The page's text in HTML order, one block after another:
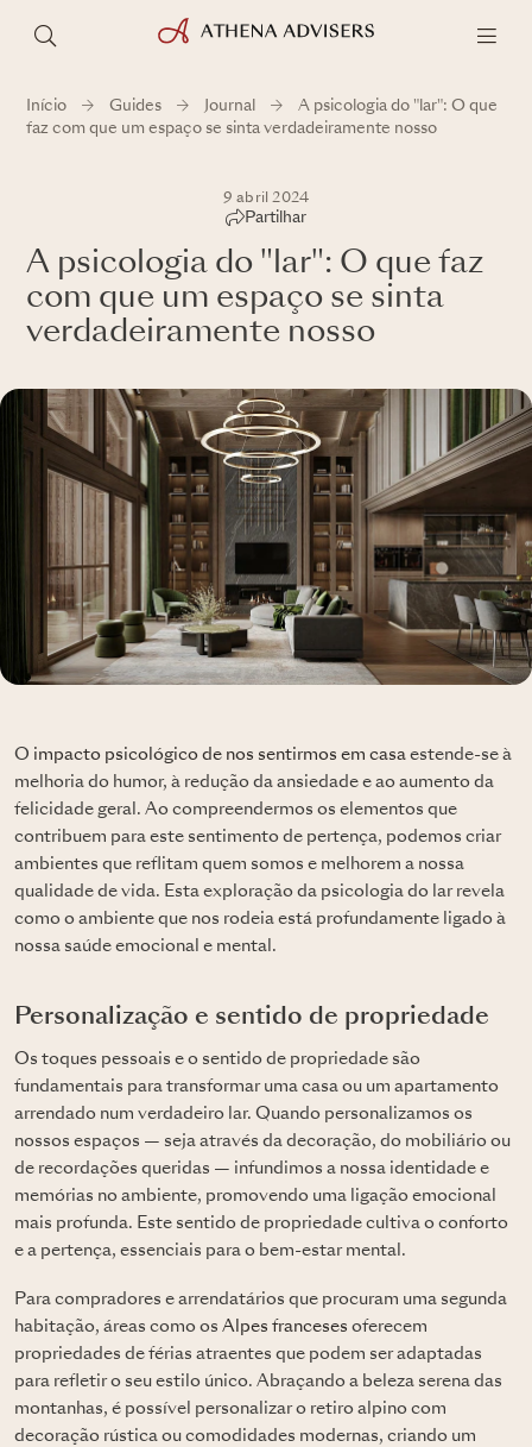
Início Guides Journal
A psicologia do "lar": O que
faz com que um espaço se sinta verdadeiramente nosso
9 abril 2024
Partilhar
A psicologia do "lar": O que faz
com que um espaço se sinta
verdadeiramente nosso
O impacto psicológico de nos sentirmos em casa estende-se à
melhoria do humor, à redução da ansiedade e ao aumento da
felicidade geral. Ao compreendermos os elementos que
contribuem para este sentimento de pertença, podemos criar
ambientes que reflitam quem somos e melhorem a nossa
qualidade de vida. Esta exploração da psicologia do lar revela
como o ambiente que nos rodeia está profundamente ligado à
nossa saúde emocional e mental.
Personalização e sentido de propriedade
Os toques pessoais e o sentido de propriedade são
fundamentais para transformar uma casa ou um apartamento
arrendado num verdadeiro lar. Quando personalizamos os
nossos espaços — seja através da decoração, do mobiliário ou
de recordações queridas — infundimos a nossa identidade e
memórias no ambiente, promovendo uma ligação emocional
mais profunda. Este sentido de propriedade cultiva o conforto
e a pertença, essenciais para o bem-estar mental.
Para compradores e arrendatários que procuram uma segunda
habitação, áreas como os Alpes franceses oferecem
propriedades de férias atraentes que podem ser adaptadas
para refletir o seu estilo único. Abraçando a beleza serena das
montanhas, é possível personalizar o retiro alpino com
decoração rústica ou comodidades modernas, criando um